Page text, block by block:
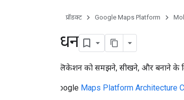
प्रॉडक्ट Google Maps Platform
संसाधन
अपने ऐप्लिकेशन को समझने, सीखने, और बनाने के
Google Maps Platform Architecture